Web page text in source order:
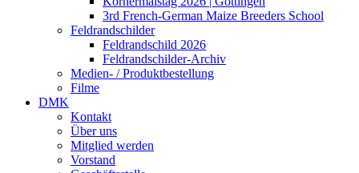
3rd French-German Maize Breeders School
Feldrandschilder
Feldrandschild 2026
Feldrandschilder-Archiv
Medien- / Produktbestellung
Filme
DMK
Kontakt
Über uns
Mitglied werden
Vorstand